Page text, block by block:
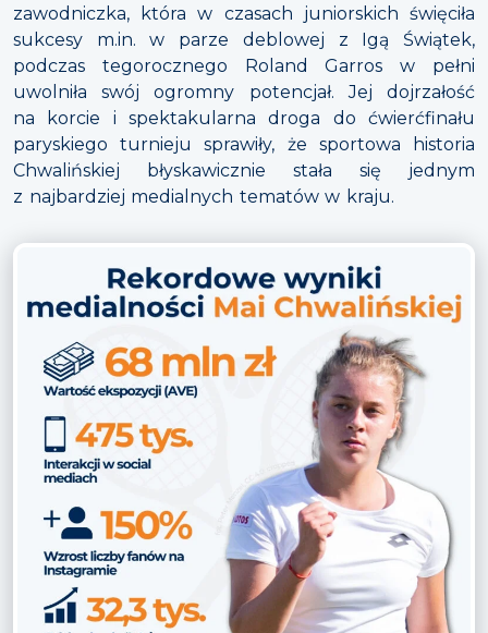
zawodniczka, która w czasach juniorskich święciła
sukcesy m.in. w parze deblowej z Igą Świątek,
podczas tegorocznego Roland Garros w pełni
uwolniła swój ogromny potencjał. Jej dojrzałość
na korcie i spektakularna droga do ćwierćfinału
paryskiego turnieju sprawiły, że sportowa historia
Chwalińskiej błyskawicznie stała się jednym
z najbardziej medialnych tematów w kraju.